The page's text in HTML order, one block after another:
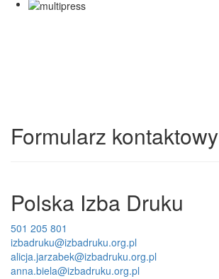
Formularz kontaktowy
Polska Izba Druku
501 205 801
izbadruku@izbadruku.org.pl
alicja.jarzabek@izbadruku.org.pl
anna.biela@izbadruku.org.pl